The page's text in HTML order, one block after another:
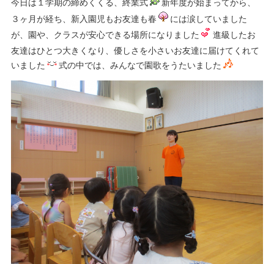
今日は１学期の締めくくる、終業式
新年度が始まってから、
３ヶ月が経ち、新入園児もお友達も春
には涙していました
が、園や、クラスが安心できる場所になりました
進級したお
友達はひとつ大きくなり、優しさを小さいお友達に届けてくれて
いました
式の中では、みんなで園歌をうたいました